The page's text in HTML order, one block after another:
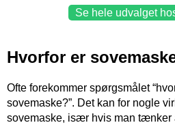
Se hele udvalget
Hvorfor er
Ofte forekommer spørgsmålet
sovemaske?”. Det kan for nogle
sovemaske, især hvis man tænker